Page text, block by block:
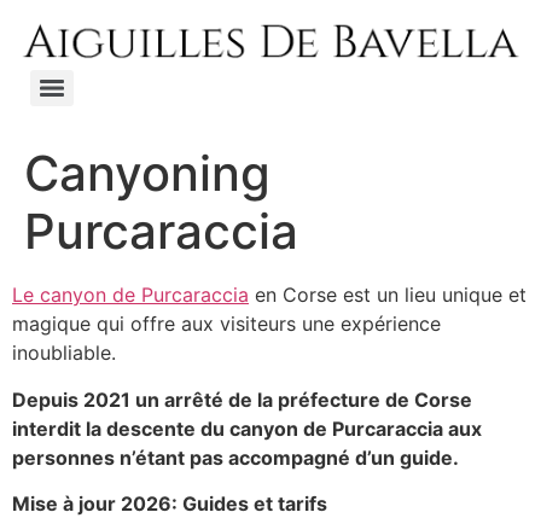
Canyoning
Purcaraccia
Le canyon de Purcaraccia en Corse est un lieu unique et
magique qui offre aux visiteurs une expérience
inoubliable.
Depuis 2021 un arrêté de la préfecture de Corse
interdit la descente du canyon de Purcaraccia aux
personnes n’étant pas accompagné d’un guide.
Mise à jour 2026: Guides et tarifs